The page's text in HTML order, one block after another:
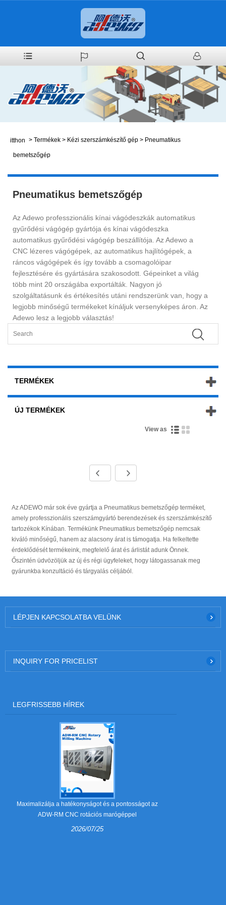
itthon > Termékek > Kézi szerszámkészítő gép > Pneumatikus
bemetszőgép
Pneumatikus bemetszőgép
Az Adewo professzionális kínai vágódeszkák automatikus
gyűrődési vágógép gyártója és kínai vágódeszka
automatikus gyűrődési vágógép beszállítója. Az Adewo a
CNC lézeres vágógépek, az automatikus hajlítógépek, a
ráncos vágógépek és így tovább a csomagolóipar
fejlesztésére és gyártására szakosodott. Gépeinket a világ
több mint 20 országába exportálták. Nagyon jó
szolgáltatásunk és értékesítés utáni rendszerünk van, hogy a
legjobb minőségű termékeket kínáljuk versenyképes áron. Az
Adewo lesz a legjobb választás!
TERMÉKEK
ÚJ TERMÉKEK
View as
Az ADEWO már sok éve gyártja a Pneumatikus bemetszőgép terméket,
amely professzionális szerszámgyártó berendezések és szerszámkészítő
tartozékok Kínában. Termékünk Pneumatikus bemetszőgép nemcsak
kiváló minőségű, hanem az alacsony árat is támogatja. Ha felkeltette
érdeklődését termékeink, megfelelő árat és árlistát adunk Önnek.
Őszintén üdvözöljük az új és régi ügyfeleket, hogy látogassanak meg
gyárunkba konzultáció és tárgyalás céljából.
LÉPJEN KAPCSOLATBA VELÜNK
INQUIRY FOR PRICELIST
LEGFRISSEBB HÍREK
Maximalizálja a hatékonyságot és a pontosságot az
ADW-RM CNC rotációs marógéppel
2026/07/25